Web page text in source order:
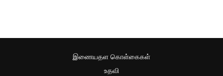
இணையதள கொள்கைகள்
உதவி